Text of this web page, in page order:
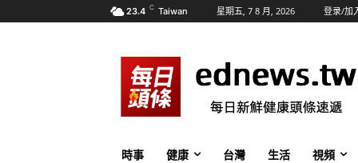
23.4 C Taiwan 星期五, 7 8 月, 2026 登录/加
時事 健康 台灣 生活 視頻